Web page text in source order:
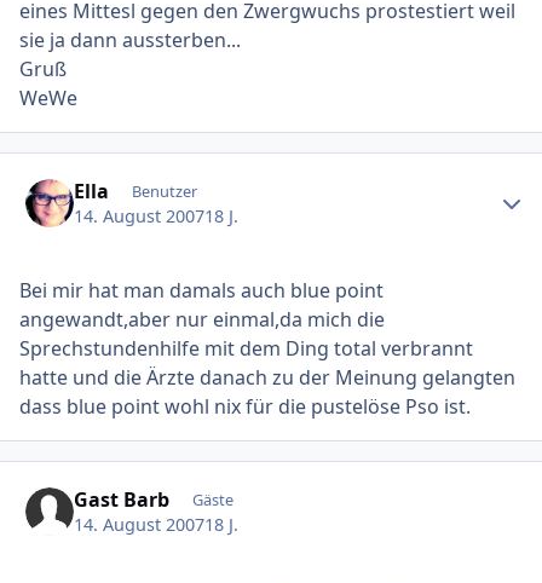
eines Mittesl gegen den Zwergwuchs prostestiert weil
sie ja dann aussterben...
Gruß
WeWe
Ella Benutzer
14. August 200718 J.
Bei mir hat man damals auch blue point
angewandt,aber nur einmal,da mich die
Sprechstundenhilfe mit dem Ding total verbrannt
hatte und die Ärzte danach zu der Meinung gelangten
dass blue point wohl nix für die pustelöse Pso ist.
Gast Barb Gäste
14. August 200718 J.